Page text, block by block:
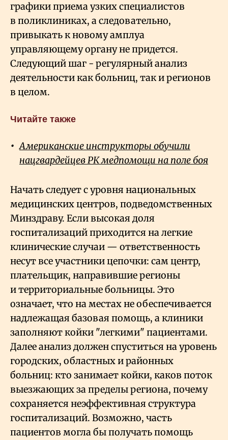
графики приема узких специалистов
в поликлиниках, а следовательно,
привыкать к новому амплуа
управляющему органу не придется.
Следующий шаг - регулярный анализ
деятельности как больниц, так и регионов
в целом.
Читайте также
Американские инструкторы обучили
нацгвардейцев РК медпомощи на поле боя
Начать следует с уровня национальных
медицинских центров, подведомственных
Минздраву. Если высокая доля
госпитализаций приходится на легкие
клинические случаи — ответственность
несут все участники цепочки: сам центр,
плательщик, направившие регионы
и территориальные больницы. Это
означает, что на местах не обеспечивается
надлежащая базовая помощь, а клиники
заполняют койки "легкими" пациентами.
Далее анализ должен спуститься на уровень
городских, областных и районных
больниц: кто занимает койки, каков поток
выезжающих за пределы региона, почему
сохраняется неэффективная структура
госпитализаций. Возможно, часть
пациентов могла бы получать помощь